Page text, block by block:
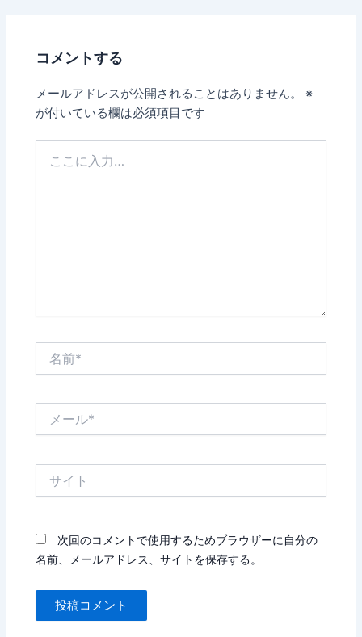
コメントする
メールアドレスが公開されることはありません。
※
が付いている欄は必須項目です
次回のコメントで使用するためブラウザーに自分の
名前、メールアドレス、サイトを保存する。